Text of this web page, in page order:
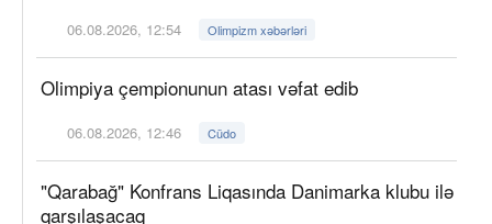
06.08.2026, 12:54 Olimpizm xəbərləri
Olimpiya çempionunun atası vəfat edib
06.08.2026, 12:46 Cüdo
"Qarabağ" Konfrans Liqasında Danimarka klubu ilə
qarşılaşacaq